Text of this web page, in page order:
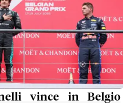
vince in Belgio